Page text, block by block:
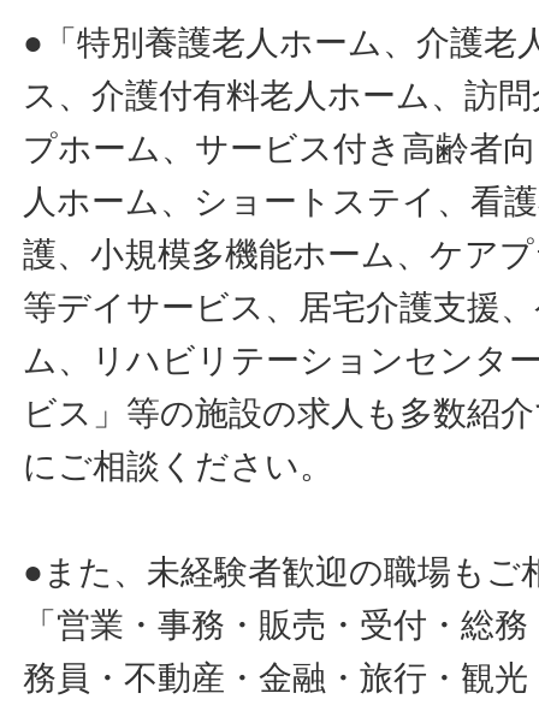
●「特別養護老人ホーム、介護老
ス、介護付有料老人ホーム、訪
プホーム、サービス付き高齢者
人ホーム、ショートステイ、看
護、小規模多機能ホーム、ケア
等デイサービス、居宅介護支援
ム、リハビリテーションセンタ
ビス」等の施設の求人も多数紹
にご相談ください。
●また、未経験者歓迎の職場もご
「営業・事務・販売・受付・総
務員・不動産・金融・旅行・観